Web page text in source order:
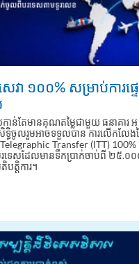
វា ១០០% សម្រាប់ការផ្ទេ
ាន់តែមានគុណតម្លៃជាមួយ ធនាគារ
ចូលរួមអាចទទួលបាន ការលើកលែងថ្ល
Transfer (ITT) 100%
រទេសដែលមានទឹកប្រាក់ចាប់ពី ២៥.០០
ត្តិការ។